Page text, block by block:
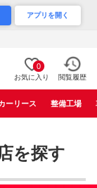
アプリを開く
0
お気に入り 閲覧履歴
ーリース 整備工場
を探す